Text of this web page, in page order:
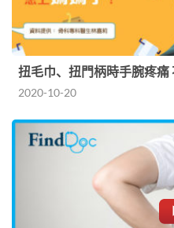
扭毛巾、扭門柄時手腕疼
2020-10-20